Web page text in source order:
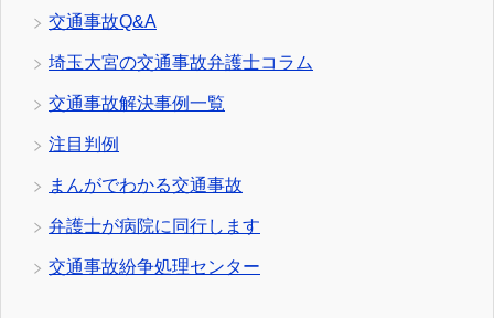
交通事故Q&A
埼玉大宮の交通事故弁護士コラム
交通事故解決事例一覧
注目判例
まんがでわかる交通事故
弁護士が病院に同行します
交通事故紛争処理センター